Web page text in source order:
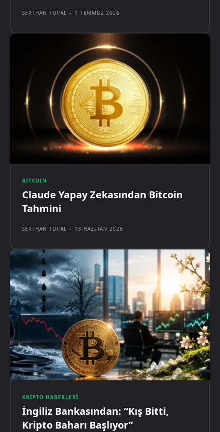
SERTHAN TOPAL - 1 TEMMUZ 2026
BITCOIN
Claude Yapay Zekasından Bitcoin
Tahmini
SERTHAN TOPAL - 13 HAZIRAN 2026
KRIPTO HABERLERI
İngiliz Bankasından: “Kış Bitti,
Kripto Baharı Başlıyor”